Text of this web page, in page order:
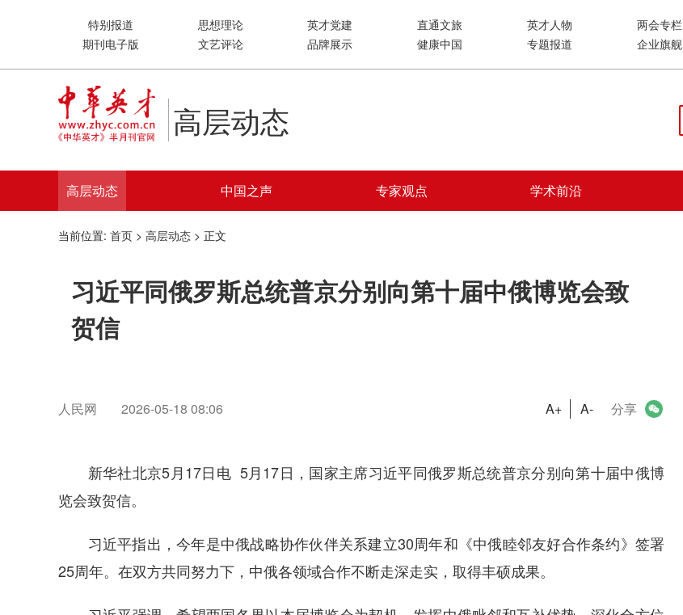
特别报道 思想理论 英才党建 直通文旅 英才人物 两会专栏
期刊电子版
文艺评论 品牌展示 健康中国 专题报道 企业旗舰
高层动态
高层动态 中国之声 专家观点 学术前沿
当前位置: 首页 > 高层动态 > 正文
习近平同俄罗斯总统普京分别向第十届中俄博览会致
贺信
人民网 2026-05-18 08:06 A+ A- 分享
新华社北京5月17日电 5月17日，国家主席习近平同俄罗斯总统普京分别向第十届中俄博
览会致贺信。
习近平指出，今年是中俄战略协作伙伴关系建立30周年和《中俄睦邻友好合作条约》签署
25周年。在双方共同努力下，中俄各领域合作不断走深走实，取得丰硕成果。